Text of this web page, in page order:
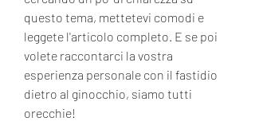
questo tema, mettetevi comodi e
leggete l'articolo completo. E se poi
volete raccontarci la vostra
esperienza personale con il fastidio
dietro al ginocchio, siamo tutti
orecchie!